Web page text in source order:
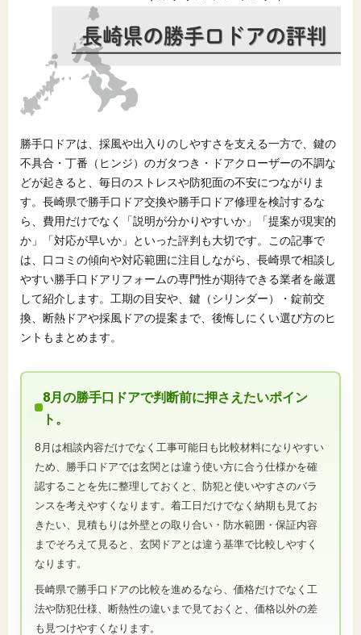
勝手口ドアは、採風や出入りのしやすさを支える一方で、鍵の
不具合・丁番（ヒンジ）のガタつき・ドアクローザーの不調な
どが起きると、毎日のストレスや防犯面の不安につながりま
す。長崎県で勝手口ドア交換や勝手口ドア修理を検討するな
ら、費用だけでなく「説明が分かりやすいか」「提案が現実的
か」「対応が早いか」といった評判も大切です。この記事で
は、口コミの傾向や対応範囲に注目しながら、長崎県で相談し
やすい勝手口ドアリフォームの専門性が期待できる業者を厳選
して紹介します。工期の目安や、鍵（シリンダー）・錠前交
換、断熱ドアや採風ドアの提案まで、後悔しにくい選び方のヒ
ントもまとめます。
8月の勝手口ドアで判断前に押さえたいポイン
ト。
8月は相談内容だけでなく工事可能日も比較材料になりやすい
ため、勝手口ドアでは玄関とは違う使い方に合う仕様かを確
認することを先に整理しておくと、防犯と使いやすさのバラ
ンスを考えやすくなります。着工日だけでなく納期も見てお
きたい、見積もりは外壁との取り合い・防水範囲・保証内容
までそろえて見ると、玄関ドアとは違う基準で比較しやすく
なります。
長崎県で勝手口ドアの比較を進めるなら、価格だけでなく工
法や防犯仕様、断熱性の違いまで見ておくと、価格以外の差
も見つけやすくなります。